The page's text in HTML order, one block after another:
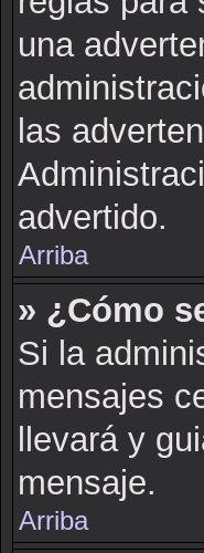
una
las
advertido.
Arriba
» ¿Cómo
Si la
mensajes
llevará y
mensaje.
Arriba